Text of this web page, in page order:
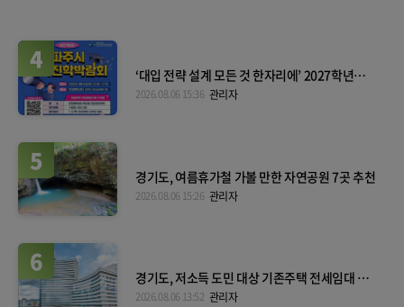
4
‘대입 전략 설계 모든 것 한자리에’ 2027학년도
파주시 대학진학박람회
2026.08.06 15:36 관리자
5
경기도, 여름휴가철 가볼 만한 자연공원 7곳 추천
2026.08.06 15:26 관리자
6
경기도, 저소득 도민 대상 기존주택 전세임대 입
주자 상시 모집
2026.08.06 13:52 관리자